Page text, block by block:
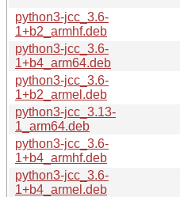
python3-jcc_3.6-
1+b2_armhf.deb
python3-jcc_3.6-
1+b4_arm64.deb
python3-jcc_3.6-
1+b2_armel.deb
python3-jcc_3.13-
1_arm64.deb
python3-jcc_3.6-
1+b4_armhf.deb
python3-jcc_3.6-
1+b4_armel.deb